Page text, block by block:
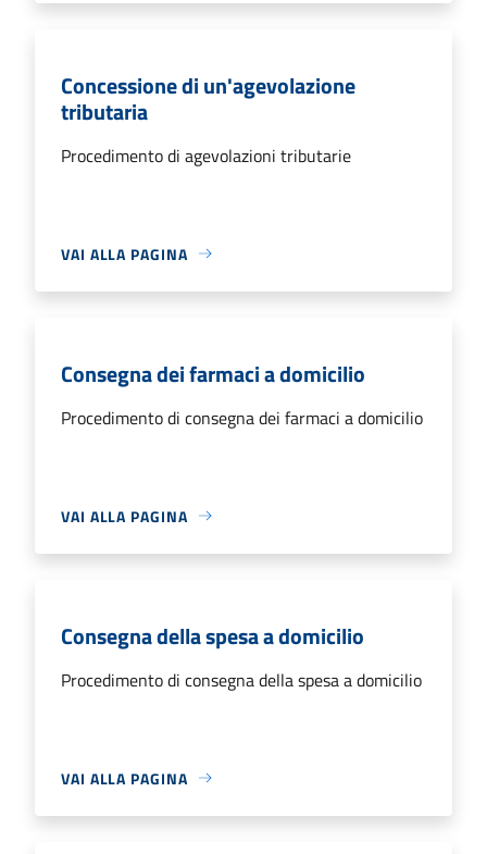
Concessione di un'agevolazione
tributaria
Procedimento di agevolazioni tributarie
VAI ALLA PAGINA
Consegna dei farmaci a domicilio
Procedimento di consegna dei farmaci a domicilio
VAI ALLA PAGINA
Consegna della spesa a domicilio
Procedimento di consegna della spesa a domicilio
VAI ALLA PAGINA